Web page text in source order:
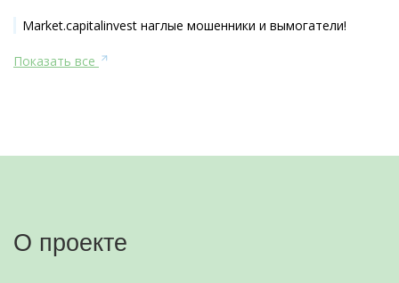
Market.capitalinvest наглые мошенники и вымогатели!
Показать все
О проекте